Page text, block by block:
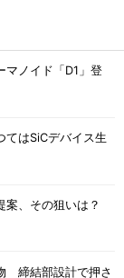
ノイド「D1」登
てはSiCデバイス生
案、その狙いは？
締結部設計で押さ